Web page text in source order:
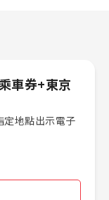
車券+東京
地點出示電子